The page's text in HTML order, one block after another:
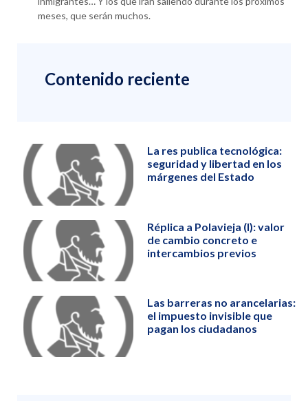
meses, que serán muchos.
Contenido reciente
La res publica tecnológica:
seguridad y libertad en los
márgenes del Estado
Réplica a Polavieja (I): valor
de cambio concreto e
intercambios previos
Las barreras no arancelarias:
el impuesto invisible que
pagan los ciudadanos